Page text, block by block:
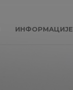
ИНФОРМАЦИЈЕ